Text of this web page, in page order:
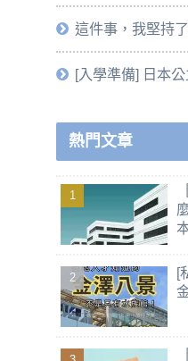
這件事，我堅持
[入學準備] 日本
熱門文章
[